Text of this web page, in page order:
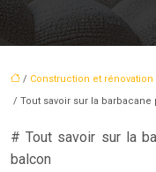
/ Construction et rénovation
/ Tout savoir sur la barbacane
# Tout savoir sur la
balcon